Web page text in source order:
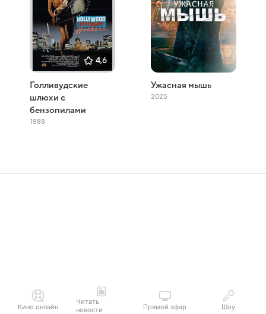
4,6
Голливудские
шлюхи с
бензопилами
1988
Ужасная мышь
2025
Кино онлайн
Читать
новости
Прямой эфир Шоу